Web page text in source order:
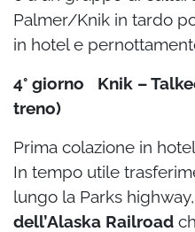
Palmer/Knik in tardo
in hotel e
4° giorno Knik –
treno)
Prima colazione in
In tempo utile
lungo la Parks
dell’Alaska Railroad